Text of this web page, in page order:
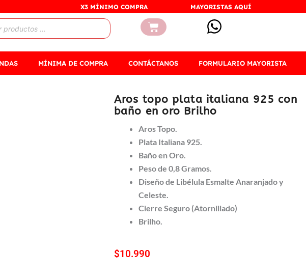
X3 MÍNIMO COMPRA MAYORISTAS AQUÍ
Carrito
MÍNIMA DE COMPRA CONTÁCTANOS FORMULARIO MAYORISTA
Aros topo plata italiana 925 con
baño en oro Brilho
Aros Topo.
Plata Italiana 925.
Baño en Oro.
Peso de 0,8 Gramos.
Diseño de Libélula Esmalte Anaranjado y
Celeste.
Cierre Seguro (Atornillado)
Brilho.
$10.990